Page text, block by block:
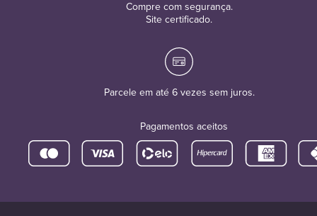
Compre com segurança.
Site certificado.
Parcele em até 6 vezes sem juros.
Pagamentos aceitos